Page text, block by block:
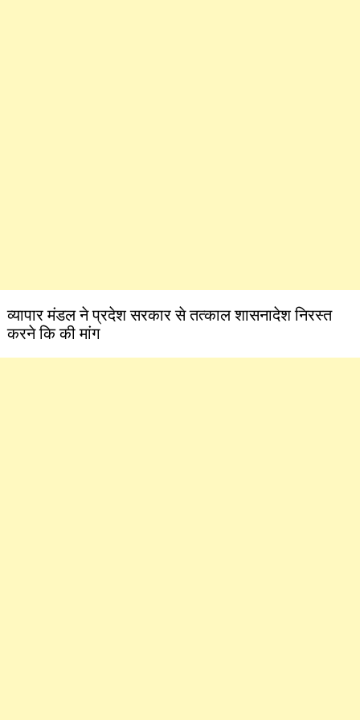
व्यापार मंडल ने प्रदेश सरकार से तत्काल शासनादेश निरस्त
करने कि की मांग